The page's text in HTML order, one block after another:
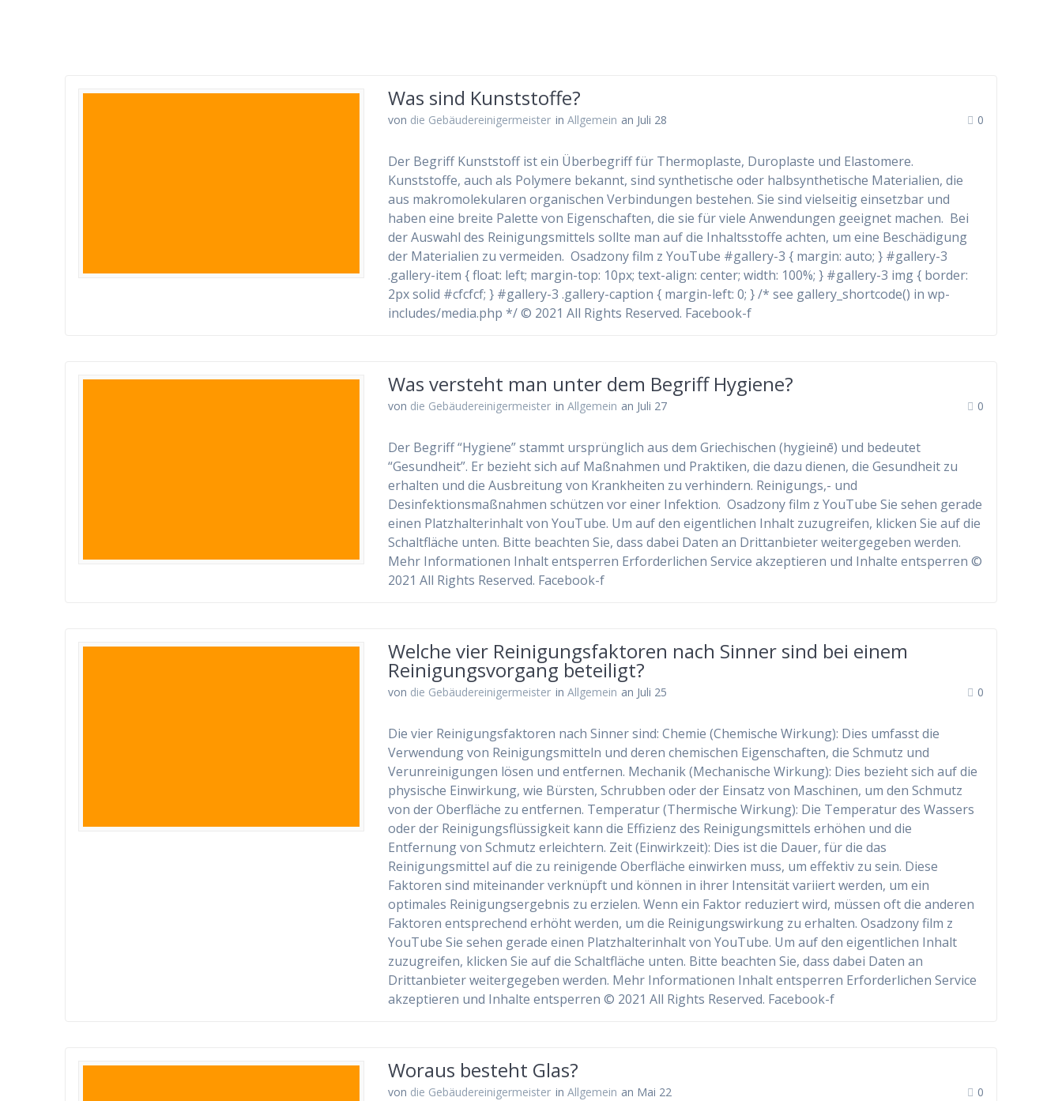
Was sind Kunststoffe?
von die Gebäudereinigermeister in Allgemein an Juli 28 0
Der Begriff Kunststoff ist ein Überbegriff für Thermoplaste, Duroplaste und Elastomere.
Kunststoffe, auch als Polymere bekannt, sind synthetische oder halbsynthetische Materialien, die
aus makromolekularen organischen Verbindungen bestehen. Sie sind vielseitig einsetzbar und
haben eine breite Palette von Eigenschaften, die sie für viele Anwendungen geeignet machen. Bei
der Auswahl des Reinigungsmittels sollte man auf die Inhaltsstoffe achten, um eine Beschädigung
der Materialien zu vermeiden. Osadzony film z YouTube #gallery-3 { margin: auto; } #gallery-3
.gallery-item { float: left; margin-top: 10px; text-align: center; width: 100%; } #gallery-3 img { border:
2px solid #cfcfcf; } #gallery-3 .gallery-caption { margin-left: 0; } /* see gallery_shortcode() in wp-
includes/media.php */ © 2021 All Rights Reserved. Facebook-f
Was versteht man unter dem Begriff Hygiene?
von die Gebäudereinigermeister in Allgemein an Juli 27 0
Der Begriff “Hygiene” stammt ursprünglich aus dem Griechischen (hygieinē) und bedeutet
“Gesundheit”. Er bezieht sich auf Maßnahmen und Praktiken, die dazu dienen, die Gesundheit zu
erhalten und die Ausbreitung von Krankheiten zu verhindern. Reinigungs,- und
Desinfektionsmaßnahmen schützen vor einer Infektion. Osadzony film z YouTube Sie sehen gerade
einen Platzhalterinhalt von YouTube. Um auf den eigentlichen Inhalt zuzugreifen, klicken Sie auf die
Schaltfläche unten. Bitte beachten Sie, dass dabei Daten an Drittanbieter weitergegeben werden.
Mehr Informationen Inhalt entsperren Erforderlichen Service akzeptieren und Inhalte entsperren ©
2021 All Rights Reserved. Facebook-f
Welche vier Reinigungsfaktoren nach Sinner sind bei einem
Reinigungsvorgang beteiligt?
von die Gebäudereinigermeister in Allgemein an Juli 25 0
Die vier Reinigungsfaktoren nach Sinner sind: Chemie (Chemische Wirkung): Dies umfasst die
Verwendung von Reinigungsmitteln und deren chemischen Eigenschaften, die Schmutz und
Verunreinigungen lösen und entfernen. Mechanik (Mechanische Wirkung): Dies bezieht sich auf die
physische Einwirkung, wie Bürsten, Schrubben oder der Einsatz von Maschinen, um den Schmutz
von der Oberfläche zu entfernen. Temperatur (Thermische Wirkung): Die Temperatur des Wassers
oder der Reinigungsflüssigkeit kann die Effizienz des Reinigungsmittels erhöhen und die
Entfernung von Schmutz erleichtern. Zeit (Einwirkzeit): Dies ist die Dauer, für die das
Reinigungsmittel auf die zu reinigende Oberfläche einwirken muss, um effektiv zu sein. Diese
Faktoren sind miteinander verknüpft und können in ihrer Intensität variiert werden, um ein
optimales Reinigungsergebnis zu erzielen. Wenn ein Faktor reduziert wird, müssen oft die anderen
Faktoren entsprechend erhöht werden, um die Reinigungswirkung zu erhalten. Osadzony film z
YouTube Sie sehen gerade einen Platzhalterinhalt von YouTube. Um auf den eigentlichen Inhalt
zuzugreifen, klicken Sie auf die Schaltfläche unten. Bitte beachten Sie, dass dabei Daten an
Drittanbieter weitergegeben werden. Mehr Informationen Inhalt entsperren Erforderlichen Service
akzeptieren und Inhalte entsperren © 2021 All Rights Reserved. Facebook-f
Woraus besteht Glas?
von die Gebäudereinigermeister in Allgemein an Mai 22 0